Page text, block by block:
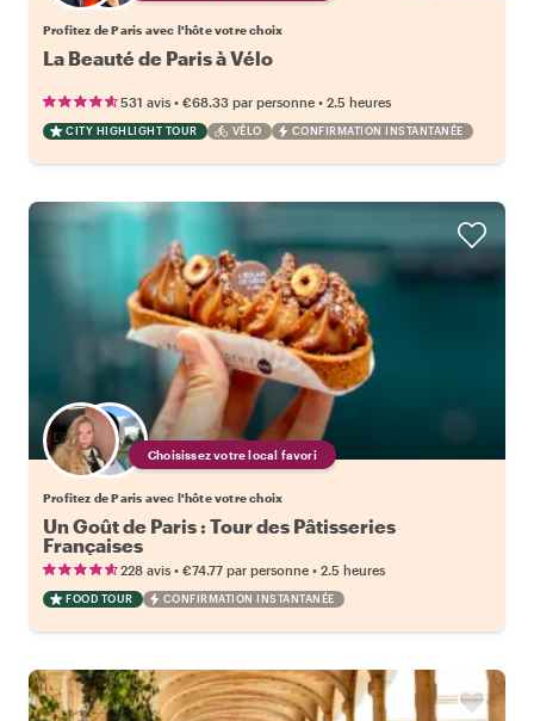
Profitez de Paris avec l'hôte votre choix
La Beauté de Paris à Vélo
531 avis • €68.33 par personne • 2.5 heures
CITY HIGHLIGHT TOUR VÉLO CONFIRMATION INSTANTANÉE
Choisissez votre local favori
Profitez de Paris avec l'hôte votre choix
Un Goût de Paris : Tour des Pâtisseries
Françaises
228 avis • €74.77 par personne • 2.5 heures
FOOD TOUR CONFIRMATION INSTANTANÉE